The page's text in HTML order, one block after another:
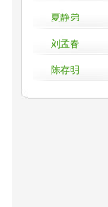
夏静弟
刘孟春
陈存明